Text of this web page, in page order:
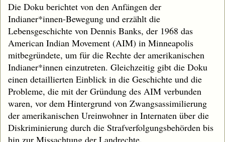
Die Doku berichtet von den Anfängen der
Indianer*innen-Bewegung und erzählt die
Lebensgeschichte von Dennis Banks, der 1968 das
American Indian Movement (AIM) in Minneapolis
mitbegründete, um für die Rechte der amerikanischen
Indianer*innen einzutreten. Gleichzeitig gibt die Doku
einen detaillierten Einblick in die Geschichte und die
Probleme, die mit der Gründung des AIM verbunden
waren, vor dem Hintergrund von Zwangsassimilierung
der amerikanischen Ureinwohner in Internaten über die
Diskriminierung durch die Strafverfolgungsbehörden bis